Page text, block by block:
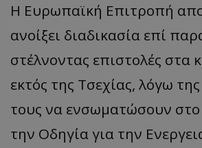
Η Ευρωπαϊκή Επιτροπή
ανοίξει διαδικασία επί
στέλνοντας επιστολές στα
εκτός της Τσεχίας, λόγω
τους να ενσωματώσουν στο
την Οδηγία για την